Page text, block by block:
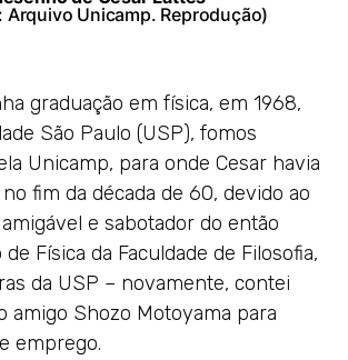
Arquivo Unicamp. Reprodução)
graduação em física, em 1968,
São Paulo (USP), fomos
Unicamp, para onde Cesar havia
fim da década de 60, devido ao
e sabotador do então
Física da Faculdade de Filosofia,
da USP – novamente, contei
amigo Shozo Motoyama para
emprego.